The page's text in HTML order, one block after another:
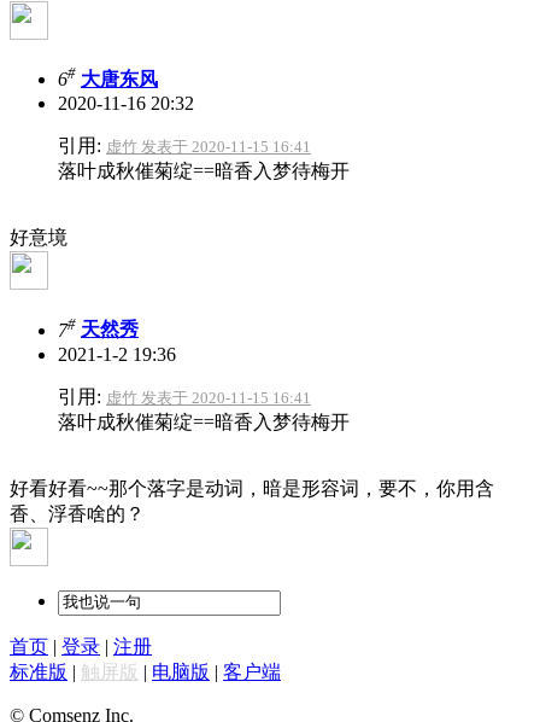
6# 大唐东风
2020-11-16 20:32
引用: 虚竹 发表于 2020-11-15 16:41
落叶成秋催菊绽==暗香入梦待梅开
好意境
7# 天然秀
2021-1-2 19:36
引用: 虚竹 发表于 2020-11-15 16:41
落叶成秋催菊绽==暗香入梦待梅开
好看好看~~那个落字是动词，暗是形容词，要不，你用含
香、浮香啥的？
首页 | 登录 | 注册
标准版 | 触屏版 | 电脑版 | 客户端
© Comsenz Inc.